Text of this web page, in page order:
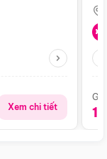
Xem chi tiết